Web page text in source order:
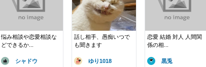
悩み相談や恋愛相談な
どできるか...
シャドウ
話し相手、愚痴いつで
も聞きます
ゆり1018
恋愛 結婚 対人 人間関
係の相...
黒兎